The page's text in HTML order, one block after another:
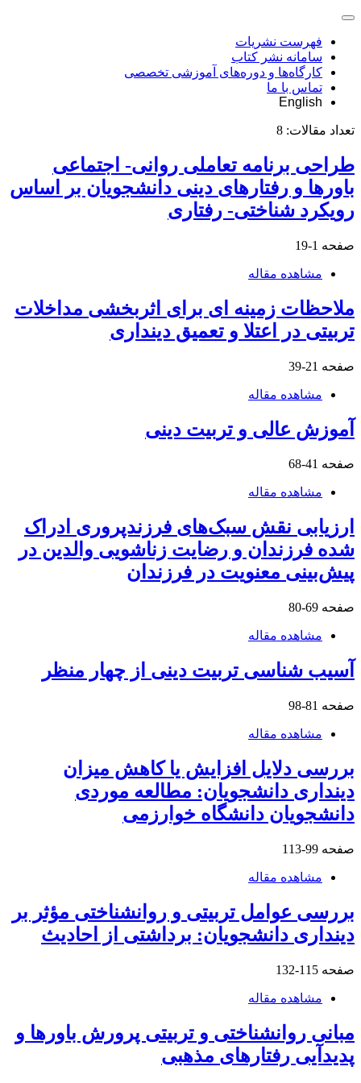
فهرست نشریات
سامانه نشر کتاب
کارگاه‌ها و دوره‌های آموزشی تخصصی
تماس با ما
English
تعداد مقالات: 8
طراحی برنامه‌ تعاملی روانی- اجتماعی
باورها و رفتارهای دینی دانشجویان بر اساس
رویکرد شناختی- رفتاری
صفحه 1-19
مشاهده مقاله
ملاحظات زمینه ای برای اثربخشی مداخلات
تربیتی در اعتلا و تعمیق دینداری
صفحه 21-39
مشاهده مقاله
آموزش عالی و تربیت دینی
صفحه 41-68
مشاهده مقاله
ارزیابی نقش سبک‌های فرزندپروری ادراک
شده فرزندان و رضایت زناشویی والدین در
پیش‌بینی معنویت در فرزندان
صفحه 69-80
مشاهده مقاله
آسیب شناسی تربیت دینی از چهار منظر
صفحه 81-98
مشاهده مقاله
بررسی دلایل افزایش یا کاهش میزان
دینداری دانشجویان: مطالعه موردی
دانشجویان دانشگاه خوارزمی
صفحه 99-113
مشاهده مقاله
بررسی عوامل تربیتی و روانشناختی مؤثر بر
دینداری دانشجویان: برداشتی از احادیث
صفحه 115-132
مشاهده مقاله
مبانی روانشناختی و تربیتی پرورش باورها و
پدیدآیی رفتارهای مذهبی